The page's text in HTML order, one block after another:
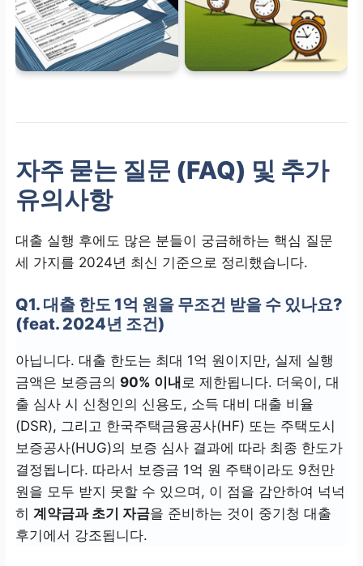
자주 묻는 질문 (FAQ) 및 추가
유의사항
대출 실행 후에도 많은 분들이 궁금해하는 핵심 질문
세 가지를 2024년 최신 기준으로 정리했습니다.
Q1. 대출 한도 1억 원을 무조건 받을 수 있나요?
(feat. 2024년 조건)
아닙니다. 대출 한도는 최대 1억 원이지만, 실제 실행
금액은 보증금의 90% 이내 로 제한됩니다. 더욱이, 대
출 심사 시 신청인의 신용도, 소득 대비 대출 비율
(DSR), 그리고 한국주택금융공사(HF) 또는 주택도시
보증공사(HUG)의 보증 심사 결과에 따라 최종 한도가
결정됩니다. 따라서 보증금 1억 원 주택이라도 9천만
원을 모두 받지 못할 수 있으며, 이 점을 감안하여 넉넉
히 계약금과 초기 자금을 준비하는 것이 중기청 대출
후기에서 강조됩니다.